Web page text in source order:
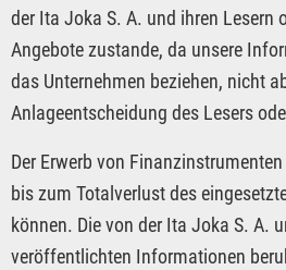
der Ita Joka S. A. und ihren Lesern
Angebote zustande, da unsere
das Unternehmen beziehen, nicht
Anlageentscheidung des Lesers
Der Erwerb von
bis zum Totalverlust des
können. Die von der Ita Joka S. A.
veröffentlichten Informationen